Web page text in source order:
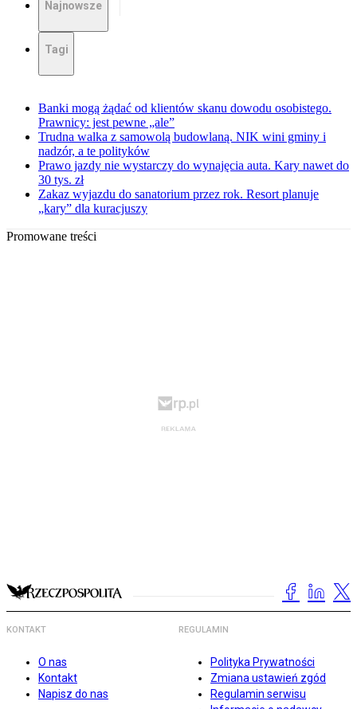
Najnowsze
Tagi
Banki mogą żądać od klientów skanu dowodu osobistego.
Prawnicy: jest pewne „ale”
Trudna walka z samowolą budowlaną. NIK wini gminy i
nadzór, a te polityków
Prawo jazdy nie wystarczy do wynajęcia auta. Kary nawet do
30 tys. zł
Zakaz wyjazdu do sanatorium przez rok. Resort planuje
„kary” dla kuracjuszy
Promowane treści
KONTAKT
O nas
Kontakt
Napisz do nas
REGULAMIN
Polityka Prywatności
Zmiana ustawień zgód
Regulamin serwisu